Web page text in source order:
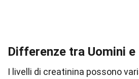
Differenze tra Uomini e
I livelli di creatinina possono